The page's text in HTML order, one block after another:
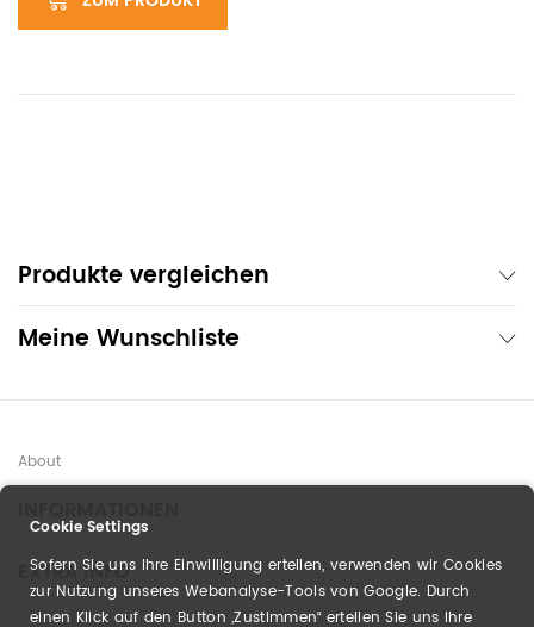
Produkte vergleichen
Meine Wunschliste
About
EXTRA INFO
Cookie Settings
Sofern Sie uns Ihre Einwilligung erteilen, verwenden wir Cookies
zur Nutzung unseres Webanalyse-Tools von Google. Durch
einen Klick auf den Button „Zustimmen“ erteilen Sie uns Ihre